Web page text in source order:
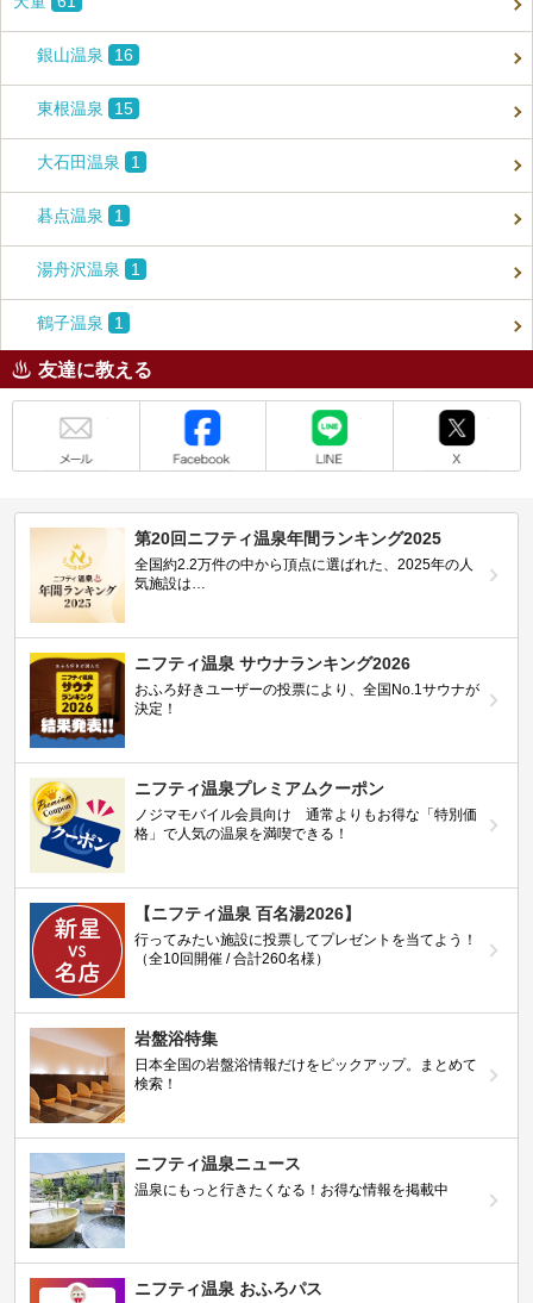
銀山温泉 16
東根温泉 15
大石田温泉 1
碁点温泉 1
湯舟沢温泉 1
鶴子温泉 1
友達に教える
第20回ニフティ温泉年間ランキング2025
全国約2.2万件の中から頂点に選ばれた、2025年の人
気施設は…
ニフティ温泉 サウナランキング2026
おふろ好きユーザーの投票により、全国No.1サウナが
決定！
ニフティ温泉プレミアムクーポン
ノジマモバイル会員向け 通常よりもお得な「特別価
格」で人気の温泉を満喫できる！
【ニフティ温泉 百名湯2026】
行ってみたい施設に投票してプレゼントを当てよう！
（全10回開催 / 合計260名様）
岩盤浴特集
日本全国の岩盤浴情報だけをピックアップ。まとめて
検索！
ニフティ温泉ニュース
温泉にもっと行きたくなる！お得な情報を掲載中
ニフティ温泉 おふろパス